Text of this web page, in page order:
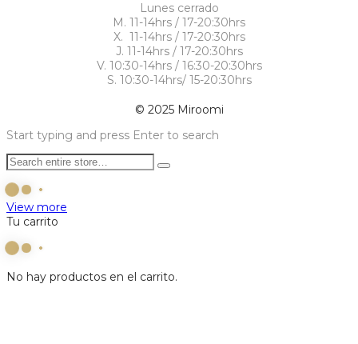
Lunes cerrado
M. 11-14hrs / 17-20:30hrs
X. 11-14hrs / 17-20:30hrs
J. 11-14hrs / 17-20:30hrs
V. 10:30-14hrs / 16:30-20:30hrs
S. 10:30-14hrs/ 15-20:30hrs
© 2025 Miroomi
Start typing and press Enter to search
View more
Tu carrito
No hay productos en el carrito.